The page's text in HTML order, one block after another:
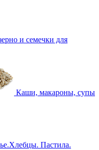
и семечки для
Каши, макароны, супы
Пастила.